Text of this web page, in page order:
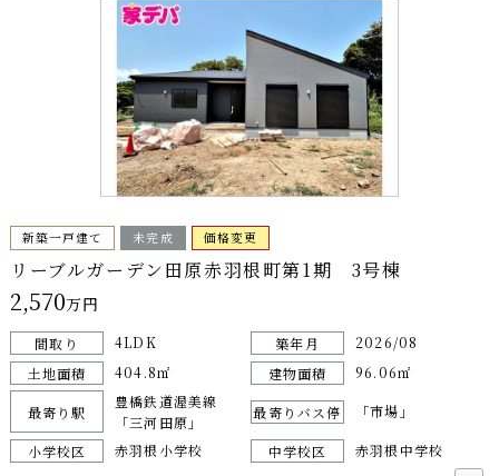
新築一戸建て 未完成 価格変更
リーブルガーデン田原赤羽根町第1期 3号棟
2,570万円
間取り 4LDK 築年月
2026/08
土地面積
404.8㎡ 建物面積 96.06㎡
最寄り駅
豊橋鉄道渥美線
「三河田原」
最寄りバス停 「市場」
小学校区 赤羽根小学校 中学校区
赤羽根中学校